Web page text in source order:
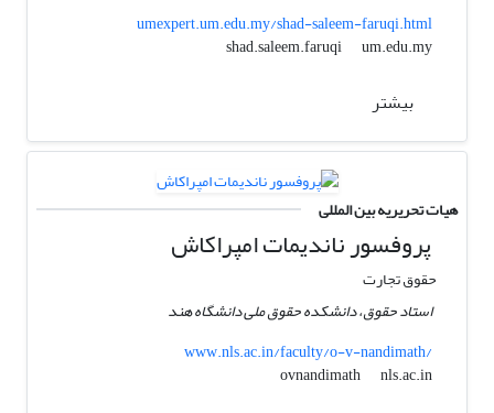
umexpert.um.edu.my/shad-saleem-faruqi.html
shad.saleem.faruqi
um.edu.my
بیشتر
هیات تحریریه بین المللی
پروفسور ناندیمات امپراکاش
حقوق تجارت
استاد حقوق، دانشکده حقوق ملی دانشگاه هند
www.nls.ac.in/faculty/o-v-nandimath/
ovnandimath
nls.ac.in